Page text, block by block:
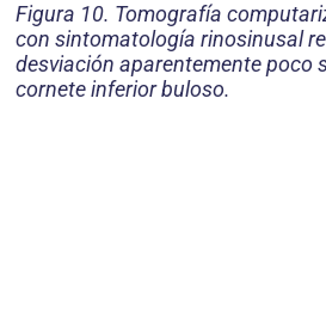
Figura 10. Tomografía
con sintomatología rinosinusal
desviación aparentemente poco
cornete inferior buloso.